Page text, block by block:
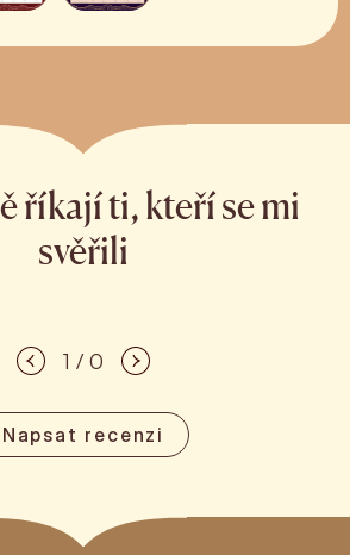
říkají ti, kteří se mi
svěřili
1 / 0
Napsat recenzi